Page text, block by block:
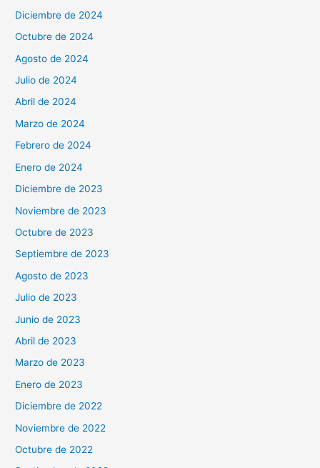
Diciembre de 2024
Octubre de 2024
Agosto de 2024
Julio de 2024
Abril de 2024
Marzo de 2024
Febrero de 2024
Enero de 2024
Diciembre de 2023
Noviembre de 2023
Octubre de 2023
Septiembre de 2023
Agosto de 2023
Julio de 2023
Junio de 2023
Abril de 2023
Marzo de 2023
Enero de 2023
Diciembre de 2022
Noviembre de 2022
Octubre de 2022